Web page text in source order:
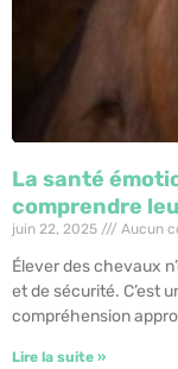
La santé
comprendre
juin 22, 2025 Aucun
Élever des chevaux
et de sécurité. C’est
compréhension
Lire la suite »